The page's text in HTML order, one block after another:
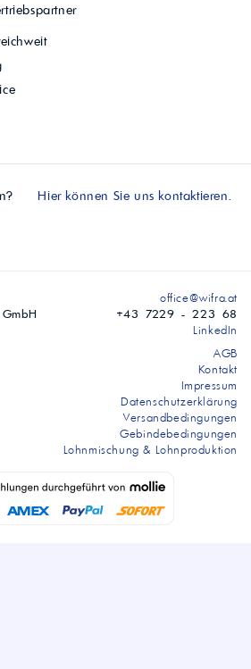
Hier können Sie uns kontaktieren.
office@wifra.at
+43 7229 - 223 68
LinkedIn
AGB
Kontakt
Impressum
Datenschutzerklärung
Versandbedingungen
Gebindebedingungen
Lohnmischung & Lohnproduktion